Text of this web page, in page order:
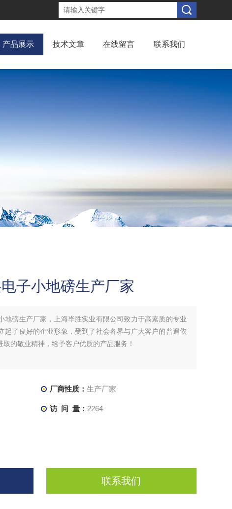
产品展示 技术文章 在线留言 联系我们
子小地磅生产厂家
地磅生产厂家，上海毕胜实业有限公司致力于高素质的专业
起了良好的企业形象，受到了社会各界与广大客户的普遍依
的敬业精神，给予客户优质的产品服务！
厂商性质： 生产厂家
访 问 量： 2264
联系我们